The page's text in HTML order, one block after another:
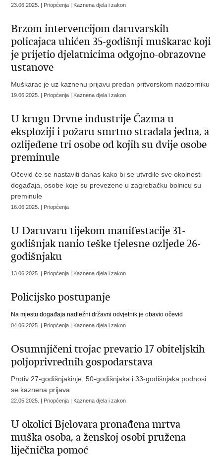
23.06.2025. | Priopćenja | Kaznena djela i zakon
Brzom intervencijom daruvarskih
policajaca uhićen 35-godišnji muškarac koji
je prijetio djelatnicima odgojno-obrazovne
ustanove
Muškarac je uz kaznenu prijavu predan pritvorskom nadzorniku
19.06.2025. | Priopćenja | Kaznena djela i zakon
U krugu Drvne industrije Čazma u
eksploziji i požaru smrtno stradala jedna, a
ozlijeđene tri osobe od kojih su dvije osobe
preminule
Očevid će se nastaviti danas kako bi se utvrdile sve okolnosti
događaja, osobe koje su prevezene u zagrebačku bolnicu su
preminule
16.06.2025. | Priopćenja
U Daruvaru tijekom manifestacije 31-
godišnjak nanio teške tjelesne ozljede 26-
godišnjaku
13.06.2025. | Priopćenja | Kaznena djela i zakon
Policijsko postupanje
Na mjestu događaja nadležni državni odvjetnik je obavio očevid
04.06.2025. | Priopćenja | Kaznena djela i zakon
Osumnjičeni trojac prevario 17 obiteljskih
poljoprivrednih gospodarstava
Protiv 27-godišnjakinje, 50-godišnjaka i 33-godišnjaka podnosi
se kaznena prijava
22.05.2025. | Priopćenja | Kaznena djela i zakon
U okolici Bjelovara pronađena mrtva
muška osoba, a ženskoj osobi pružena
liječnička pomoć